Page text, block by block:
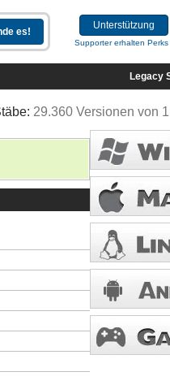
Unterstützung
Supporter erhalten Perks
Legacy
29.360 Versionen von